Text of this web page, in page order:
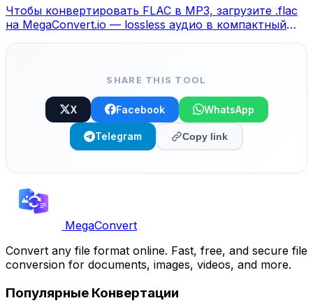
Чтобы конвертировать FLAC в MP3, загрузите .flac
на MegaConvert.io — lossless аудио в компактный
SHARE THIS TOOL
X Facebook WhatsApp
Telegram Copy link
MegaConvert
Convert any file format online. Fast, free, and secure file
conversion for documents, images, videos, and more.
Популярные Конвертации